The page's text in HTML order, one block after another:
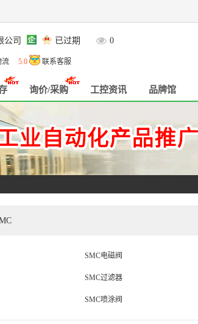
公司 已过期 0
流 5.0 联系客服
询价/采购 工控资讯 品牌馆
SMC电磁阀
SMC过滤器
SMC喷涂阀